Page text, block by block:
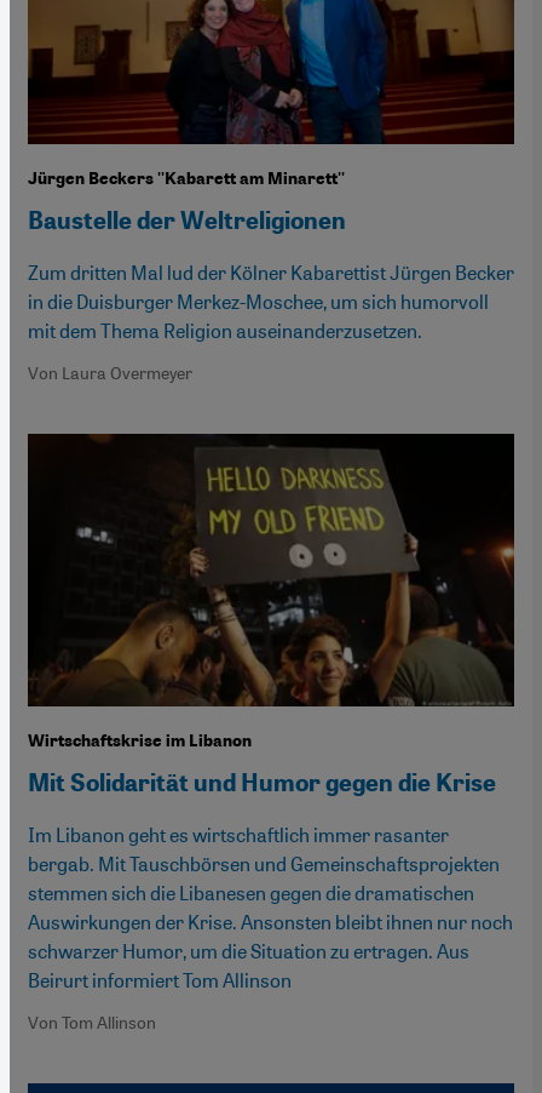
Jürgen Beckers ''Kabarett am Minarett''
Baustelle der Weltreligionen
Zum dritten Mal lud der Kölner Kabarettist Jürgen Becker
in die Duisburger Merkez-Moschee, um sich humorvoll
mit dem Thema Religion auseinanderzusetzen.
Von Laura Overmeyer
Wirtschaftskrise im Libanon
Mit Solidarität und Humor gegen die Krise
Im Libanon geht es wirtschaftlich immer rasanter
bergab. Mit Tauschbörsen und Gemeinschaftsprojekten
stemmen sich die Libanesen gegen die dramatischen
Auswirkungen der Krise. Ansonsten bleibt ihnen nur noch
schwarzer Humor, um die Situation zu ertragen. Aus
Beirurt informiert Tom Allinson
Von Tom Allinson